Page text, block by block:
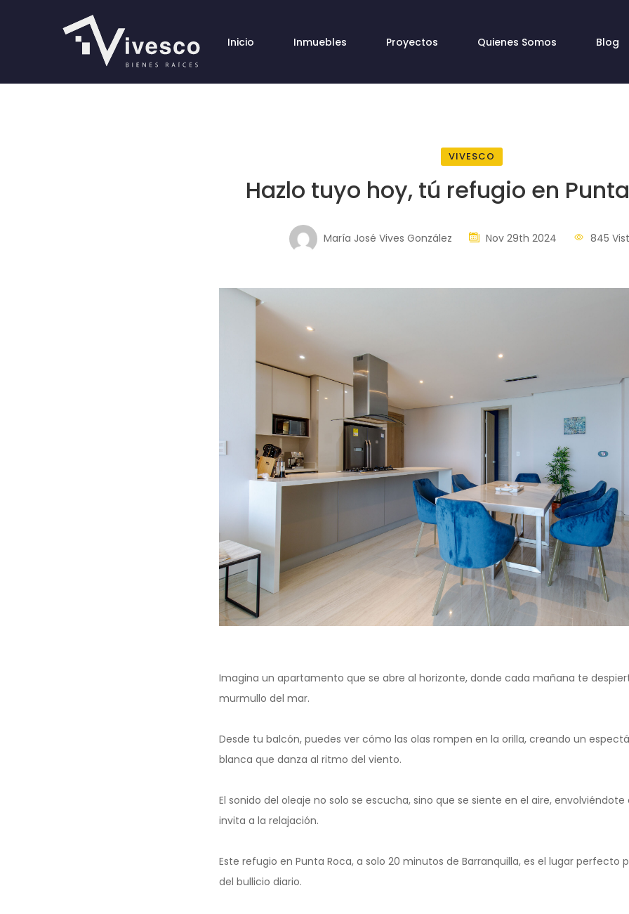
Inicio Inmuebles Proyectos Quienes Somos Blog
VIVESCO
Hazlo tuyo hoy, tú refugio en
María José Vives González Nov 29th 2024 845
Imagina un apartamento que se abre al horizonte, donde cada mañana te
murmullo del mar.
Desde tu balcón, puedes ver cómo las olas rompen en la orilla, creando un
blanca que danza al ritmo del viento.
El sonido del oleaje no solo se escucha, sino que se siente en el aire,
invita a la relajación.
Este refugio en Punta Roca, a solo 20 minutos de Barranquilla, es el lugar perfecto
del bullicio diario.